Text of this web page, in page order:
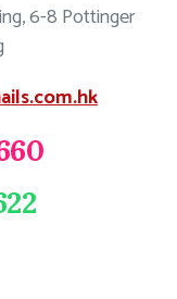
6-8 Pottinger